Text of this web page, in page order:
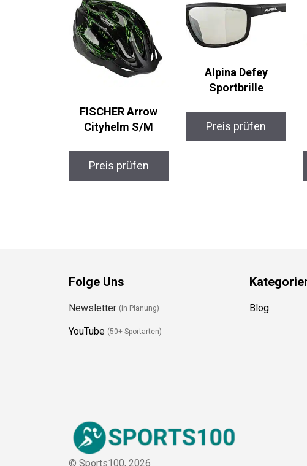
FISCHER Arrow
Cityhelm S/M
Preis prüfen
Alpina Defey
Sportbrille
Preis prüfen
Folge Uns
Newsletter(in Planung)
YouTube (50+ Sportarten)
Kategorien
Blog
© Sports100, 2026